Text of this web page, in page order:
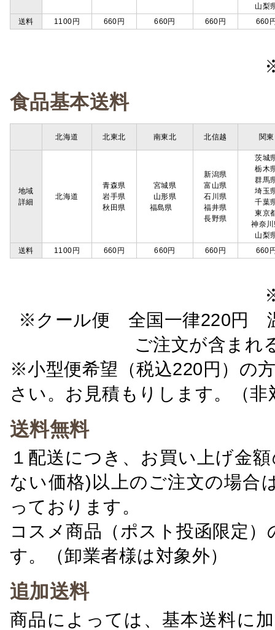
山梨
送料
1100円 660円 660円 660円 660
食品基本送料
北海道 北東北 南東北 北信越 関東
地域
詳細
北海道
青森県
岩手県
秋田県
宮城県
山形県
福島県
新潟県
富山県
石川県
福井県
長野県
茨城
栃木
群馬
埼玉
千葉
東京
神奈
山梨
送料
1100円 660円 660円 660円 660
※クール便 全国一律220円
ご注文が含ま
※小型便希望（税込220円）の
さい。お見積もりします。（非
送料無料
１配送につき、お買い上げ金
ない価格)以上のご注文の場合
っております。
コスメ商品（ポスト投函限定
す。（卸業者様は対象外）
追加送料
商品によっては、基本送料に